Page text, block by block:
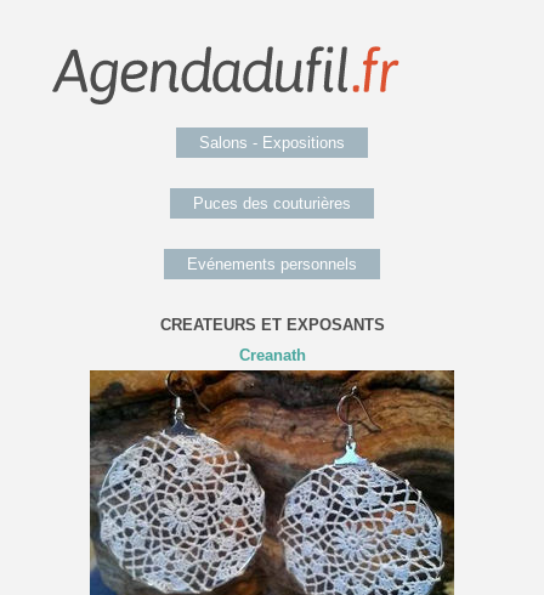
Salons - Expositions
Puces des couturières
Evénements personnels
CREATEURS ET EXPOSANTS
Creanath